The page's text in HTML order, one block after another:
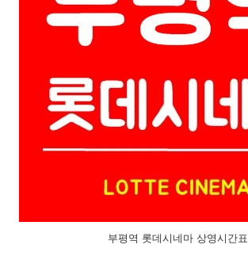
부평역 롯데시네마 상영시간표